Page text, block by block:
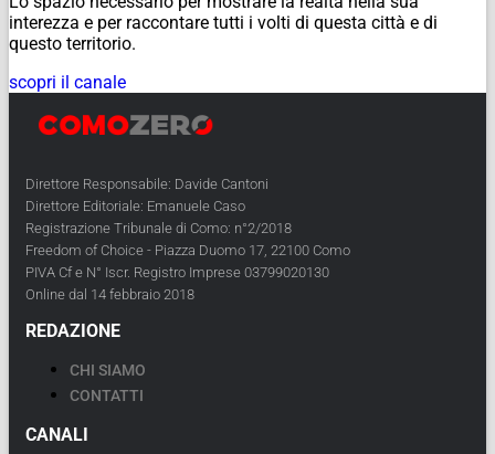
interezza e per raccontare tutti i volti di questa città e di
questo territorio.
scopri il canale
Direttore Responsabile: Davide Cantoni
Direttore Editoriale: Emanuele Caso
Registrazione Tribunale di Como: n°2/2018
Freedom of Choice - Piazza Duomo 17, 22100 Como
PIVA Cf e N° Iscr. Registro Imprese 03799020130
Online dal 14 febbraio 2018
REDAZIONE
CHI SIAMO
CONTATTI
CANALI